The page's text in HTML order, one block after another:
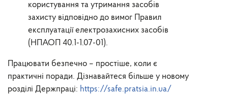
користування та утримання засобів
захисту відповідно до вимог Правил
експлуатації електрозахисних засобів
(НПАОП 40.1-1.07-01).
Працювати безпечно – простіше, коли є
практичні поради. Дізнавайтеся більше у новому
розділі Держпраці: https://safe.pratsia.in.ua/